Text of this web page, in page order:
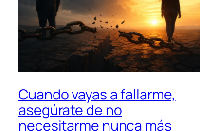
Cuando vayas a fallarme,
asegúrate de no
necesitarme nunca más